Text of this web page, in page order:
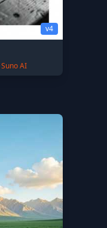
v4
Suno AI